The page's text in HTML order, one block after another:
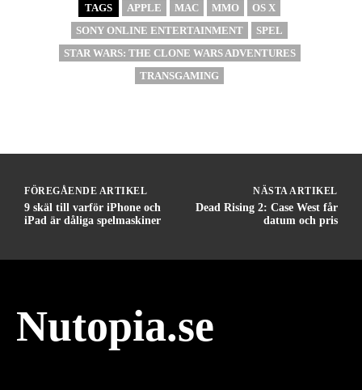
TAGS APPLE MAC MMO
OS X
SONY ONLINE ENTERTAINMENT
SPEL
STAR WARS: THE CLONE WARS ADVENTURES
TRANSGAMING
FÖREGÅENDE ARTIKEL
9 skäl till varför iPhone och
iPad är dåliga spelmaskiner
NÄSTA ARTIKEL
Dead Rising 2: Case West får
datum och pris
Nutopia.se